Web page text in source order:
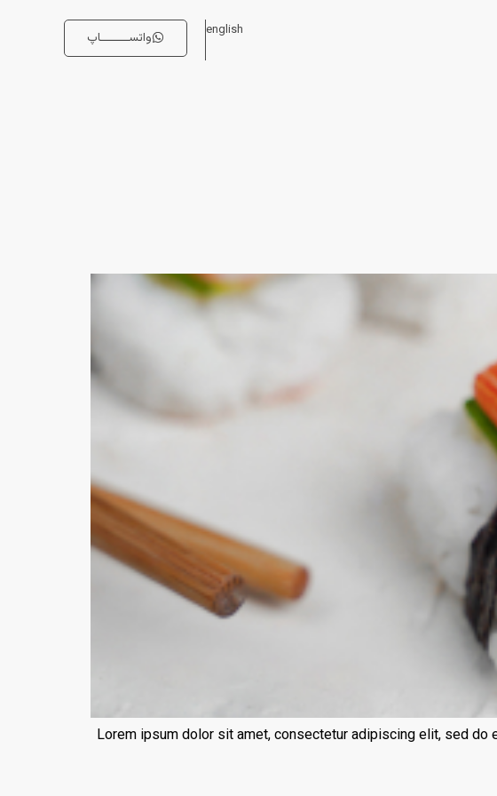
واتســــــــاپ english
Lorem ipsum dolor sit amet, consectetur adipiscing elit, sed